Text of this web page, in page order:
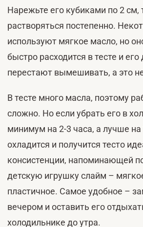
Нарежьте его кубиками по 2 см,
растворяться постепенно.
используют мягкое масло, но
быстро расходится в тесте и его
перестают вымешивать, а это
В тесте много масла, поэтому
сложно. Но если убрать его в
минимум на 2-3 часа, а лучше
охладится и получится тесто
консистенции, напоминающей
детскую игрушку слайм –
пластичное. Самое удобное –
вечером и оставить его
холодильнике до утра.